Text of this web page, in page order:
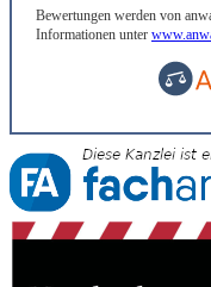
Bewertungen werden von
Informationen unter